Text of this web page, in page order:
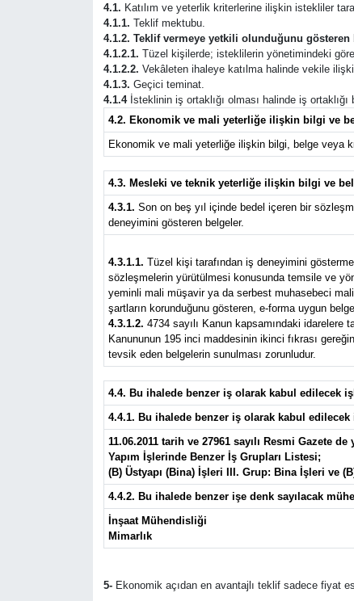
4.1. Katılım ve yeterlik kriterlerine ilişkin istekliler
4.1.1. Teklif mektubu.
4.1.2. Teklif vermeye yetkili olunduğunu
4.1.2.1. Tüzel kişilerde; isteklilerin yönetimindeki
4.1.2.2. Vekâleten ihaleye katılma halinde vekile
4.1.3. Geçici teminat.
4.1.4İsteklinin iş ortaklığı olması halinde iş ortaklığı
4.2. Ekonomik ve mali yeterliğe ilişkin bilgi ve
Ekonomik ve mali yeterliğe ilişkin bilgi, belge veya
4.3. Mesleki ve teknik yeterliğe ilişkin bilgi ve
4.3.1. Son on beş yıl içinde bedel içeren bir
deneyimini gösteren belgeler.
4.3.1.1. Tüzel kişi tarafından iş deneyimini
sözleşmelerin yürütülmesi konusunda temsile ve
yeminli mali müşavir ya da serbest muhasebeci
şartların korunduğunu gösteren, e-forma uygun
4.3.1.2. 4734 sayılı Kanun kapsamındaki idarelere
Kanununun 195 inci maddesinin ikinci fıkrası
tevsik eden belgelerin sunulması zorunludur.
4.4. Bu ihalede benzer iş olarak kabul edilecek
4.4.1. Bu ihalede benzer iş olarak kabul edilecek
11.06.2011 tarih ve 27961 sayılı Resmi Gazete
Yapım İşlerinde Benzer İş Grupları Listesi;
(B) Üstyapı (Bina) İşleri III. Grup: Bina İşleri ve
4.4.2. Bu ihalede benzer işe denk sayılacak
İnşaat Mühendisliği
Mimarlık
5-Ekonomik açıdan en avantajlı teklif sadece fiyat